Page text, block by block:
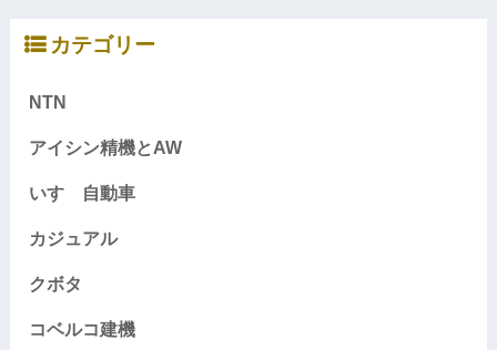
カテゴリー
NTN
アイシン精機とAW
いすゞ自動車
カジュアル
クボタ
コベルコ建機